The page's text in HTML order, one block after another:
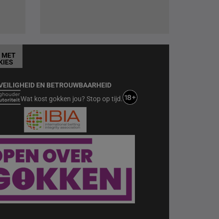
EN BETROUWBAARHEID
Wat kost gokken jou? Stop op tijd.